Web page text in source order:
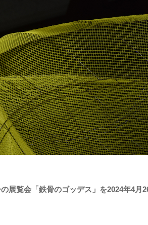
展覧会「鉄骨のゴッデス」を2024年4月